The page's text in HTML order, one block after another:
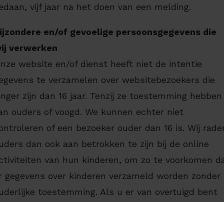
vijf jaar na het doen van een melding.
en/of gevoelige persoonsgegevens die
verwerken
website en/of dienst heeft niet de intentie
te verzamelen over websitebezoekers die
zijn dan 16 jaar. Tenzij ze toestemming hebben
ouders of voogd. We kunnen echter niet
of een bezoeker ouder dan 16 is. Wij
dan ook aan betrokken te zijn bij de online
van hun kinderen, om zo te voorkomen
gegevens over kinderen verzameld worden zonder
toestemming. Als u er van overtuigd bent